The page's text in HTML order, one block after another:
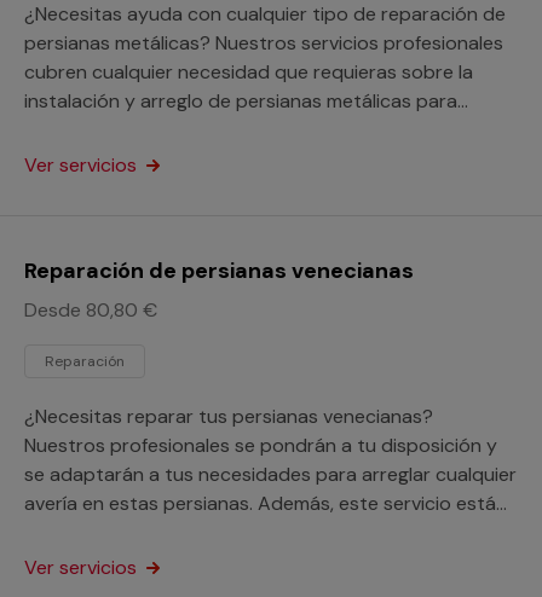
¿Necesitas ayuda con cualquier tipo de reparación de
persianas metálicas? Nuestros servicios profesionales
cubren cualquier necesidad que requieras sobre la
instalación y arreglo de persianas metálicas para
Ver servicios
Reparación de persianas venecianas
Desde 80,80 €
Reparación
¿Necesitas reparar tus persianas venecianas?
Nuestros profesionales se pondrán a tu disposición y
se adaptarán a tus necesidades para arreglar cualquier
avería en estas persianas. Además, este servicio está
Ver servicios